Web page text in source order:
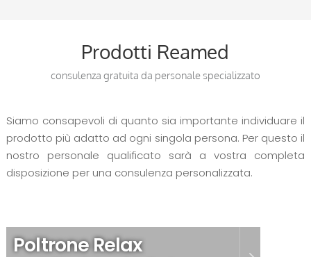
Prodotti Reamed
consulenza gratuita da personale specializzato
Siamo consapevoli di quanto sia importante individuare il
prodotto più adatto ad ogni singola persona. Per questo il
nostro personale qualificato sarà a vostra completa
disposizione per una consulenza personalizzata.
Poltrone Relax